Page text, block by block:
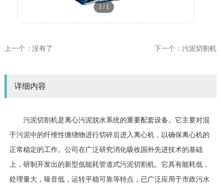
1 / 1
上一个： 没有了 下一个：污泥切割机
详细内容
污泥切割机是离心污泥脱水系统的重要配套设备。它主要对混
于污泥中的纤维性缠绕物进行切碎后进入离心机，以确保离心机的
正常稳定的工作。公司在广泛研究消化吸收国外先进技术的基础
上，研制开发出的新型低能耗管道式污泥切割机。它具有能耗低，
处理量大，噪音低，运转平稳可靠等特点，已广泛应用于市政污水